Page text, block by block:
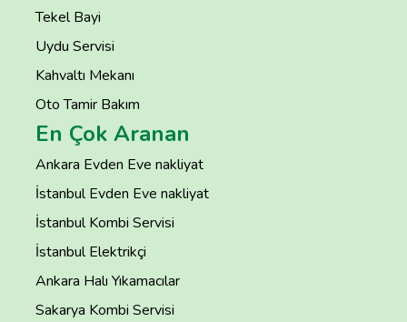
Tekel Bayi
Uydu Servisi
Kahvaltı Mekanı
Oto Tamir Bakım
En Çok Aranan
Ankara Evden Eve nakliyat
İstanbul Evden Eve nakliyat
İstanbul Kombi Servisi
İstanbul Elektrikçi
Ankara Halı Yıkamacılar
Sakarya Kombi Servisi